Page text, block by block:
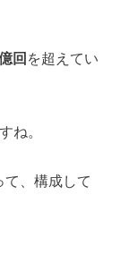
回 を超えてい
ね。
、構成して